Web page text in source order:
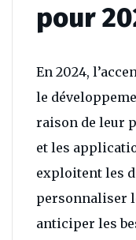
pour
En 2024,
le
raison de leur
et les
exploitent les
personnaliser
anticiper les